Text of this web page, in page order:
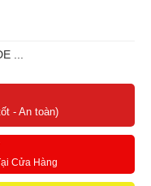
...
- An toàn)
Cửa Hàng